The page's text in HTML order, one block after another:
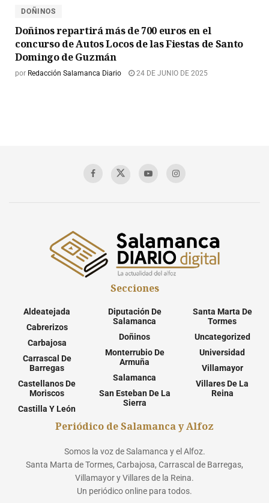
DOÑINOS
Doñinos repartirá más de 700 euros en el
concurso de Autos Locos de las Fiestas de Santo
Domingo de Guzmán
por Redacción Salamanca Diario 24 DE JUNIO DE 2025
Secciones
Aldeatejada
Cabrerizos
Carbajosa
Carrascal De
Barregas
Castellanos De
Moriscos
Castilla Y León
Diputación De
Salamanca
Doñinos
Monterrubio De
Armuña
Salamanca
San Esteban De La
Sierra
Santa Marta De
Tormes
Uncategorized
Universidad
Villamayor
Villares De La
Reina
Periódico de Salamanca y Alfoz
Somos la voz de Salamanca y el Alfoz.
Santa Marta de Tormes, Carbajosa, Carrascal de Barregas,
Villamayor y Villares de la Reina.
Un periódico online para todos.